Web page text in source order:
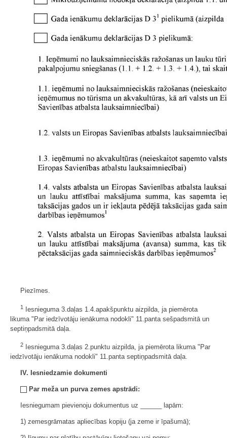
Piezīmes.
1 Iesnieguma 3.daļas 1.4.apakšpunktu aizpilda, ja piemērota
likuma "Par iedzīvotāju ienākuma nodokli" 11.panta sešpadsmitā un
septiņpadsmitā daļa.
2
Iesnieguma 3.daļas 2.punktu aizpilda, ja piemērota likuma "Par
iedzīvotāju ienākuma nodokli" 11.panta septiņpadsmitā daļa.
IV. Iesniedzamie dokumenti
Par meža un purva zemes apstrādi:
Iesniegumam pievienoju dokumentus uz ______ lapām:
1) zemesgrāmatas apliecības kopiju (ja zeme ir īpašumā);